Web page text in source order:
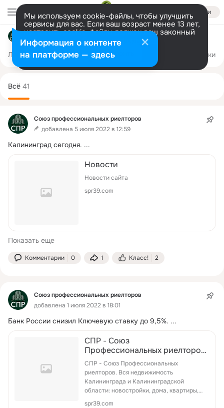
Войти
Мы используем cookie-файлы, чтобы улучшить
сервисы для вас. Если ваш возраст менее 13 лет,
настроить cookie-файлы должен ваш законный
представитель. Больше информации
Разрешить все Настроить
Лента Участники 6 Темы 41 Подарки
Союз профессиональных риелторов
добавлена 5 июля 2022 в 12:59
Калининград сегодня. ...
Новости
Новости сайта
spr39.com
Показать еще
Комментарии 0 1 Класс! 2
Союз профессиональных риелторов
добавлена 1 июля 2022 в 18:01
Банк России снизил Ключевую ставку до 9,5%. ...
СПР - Союз
Профессиональных риелторов.
Вся недвижимость
Калининграда и
Калининградской области:
новостройки, дома, квартир...
СПР - Союз Профессиональных
риелторов. Вся недвижимость
Калининграда и Калининградской
области: новостройки, дома, квартиры,
оф...
spr39.com
колонка
Всё 41
Информация о контенте
на платформе — здесь